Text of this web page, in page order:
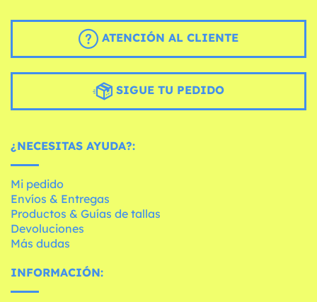
ATENCIÓN AL CLIENTE
SIGUE TU PEDIDO
¿NECESITAS AYUDA?:
Mi pedido
Envíos & Entregas
Productos & Guías de tallas
Devoluciones
Más dudas
INFORMACIÓN: